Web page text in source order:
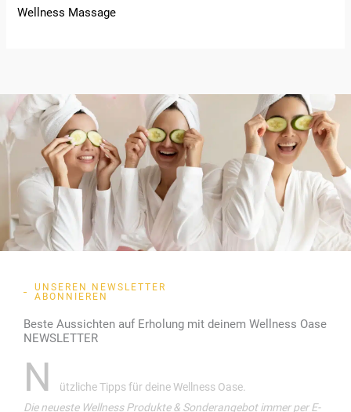
Wellness Massage
UNSEREN NEWSLETTER
ABONNIEREN
Beste Aussichten auf Erholung mit deinem Wellness Oase
NEWSLETTER
N
ützliche Tipps für deine Wellness Oase.
Die neueste Wellness Produkte & Sonderangebot immer per E-